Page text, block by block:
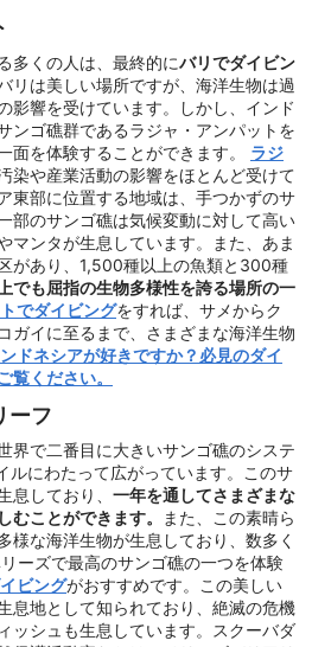
多くの人は、最終的にバリでダイビン
リは美しい場所ですが、海洋生物は過
影響を受けています。しかし、インド
ンゴ礁群であるラジャ・アンパットを
面を体験することができます。 ラジ
染や産業活動の影響をほとんど受けて
東部に位置する地域は、手つかずのサ
部のサンゴ礁は気候変動に対して高い
マンタが生息しています。また、あま
があり、1,500種以上の魚類と300種
でも屈指の生物多様性を誇る場所の一
でダイビングをすれば、サメからク
ガイに至るまで、さまざまな海洋生物
ドネシアが好きですか？必見のダイ
覧ください。
ーフ
界で二番目に大きいサンゴ礁のシステ
ルにわたって広がっています。このサ
息しており、 一年を通してさまざまな
むことができます。
また、この素晴ら
様な海洋生物が生息しており、数多く
ーズで最高のサンゴ礁の一つを体験
ビングがおすすめです。この美しい
息地として知られており、絶滅の危機
ッシュも生息しています。スクーバダ